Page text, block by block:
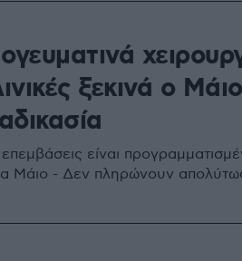
ξεκινά ο
είναι
Μάιο - Δεν πληρώνουν